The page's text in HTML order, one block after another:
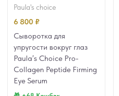
paula's choice
6 800 ₽
Сыворотка для
упругости вокруг глаз
Paula’s Choice Pro-
Collagen Peptide Firming
Eye Serum